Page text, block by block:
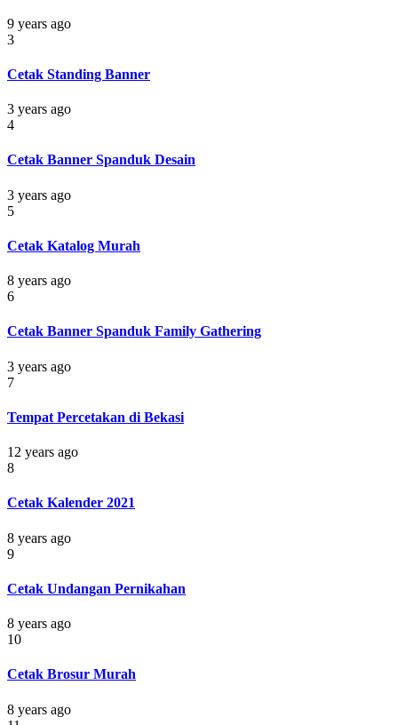
9 years ago
3
Cetak Standing Banner
3 years ago
4
Cetak Banner Spanduk Desain
3 years ago
5
Cetak Katalog Murah
8 years ago
6
Cetak Banner Spanduk Family Gathering
3 years ago
7
Tempat Percetakan di Bekasi
12 years ago
8
Cetak Kalender 2021
8 years ago
9
Cetak Undangan Pernikahan
8 years ago
10
Cetak Brosur Murah
8 years ago